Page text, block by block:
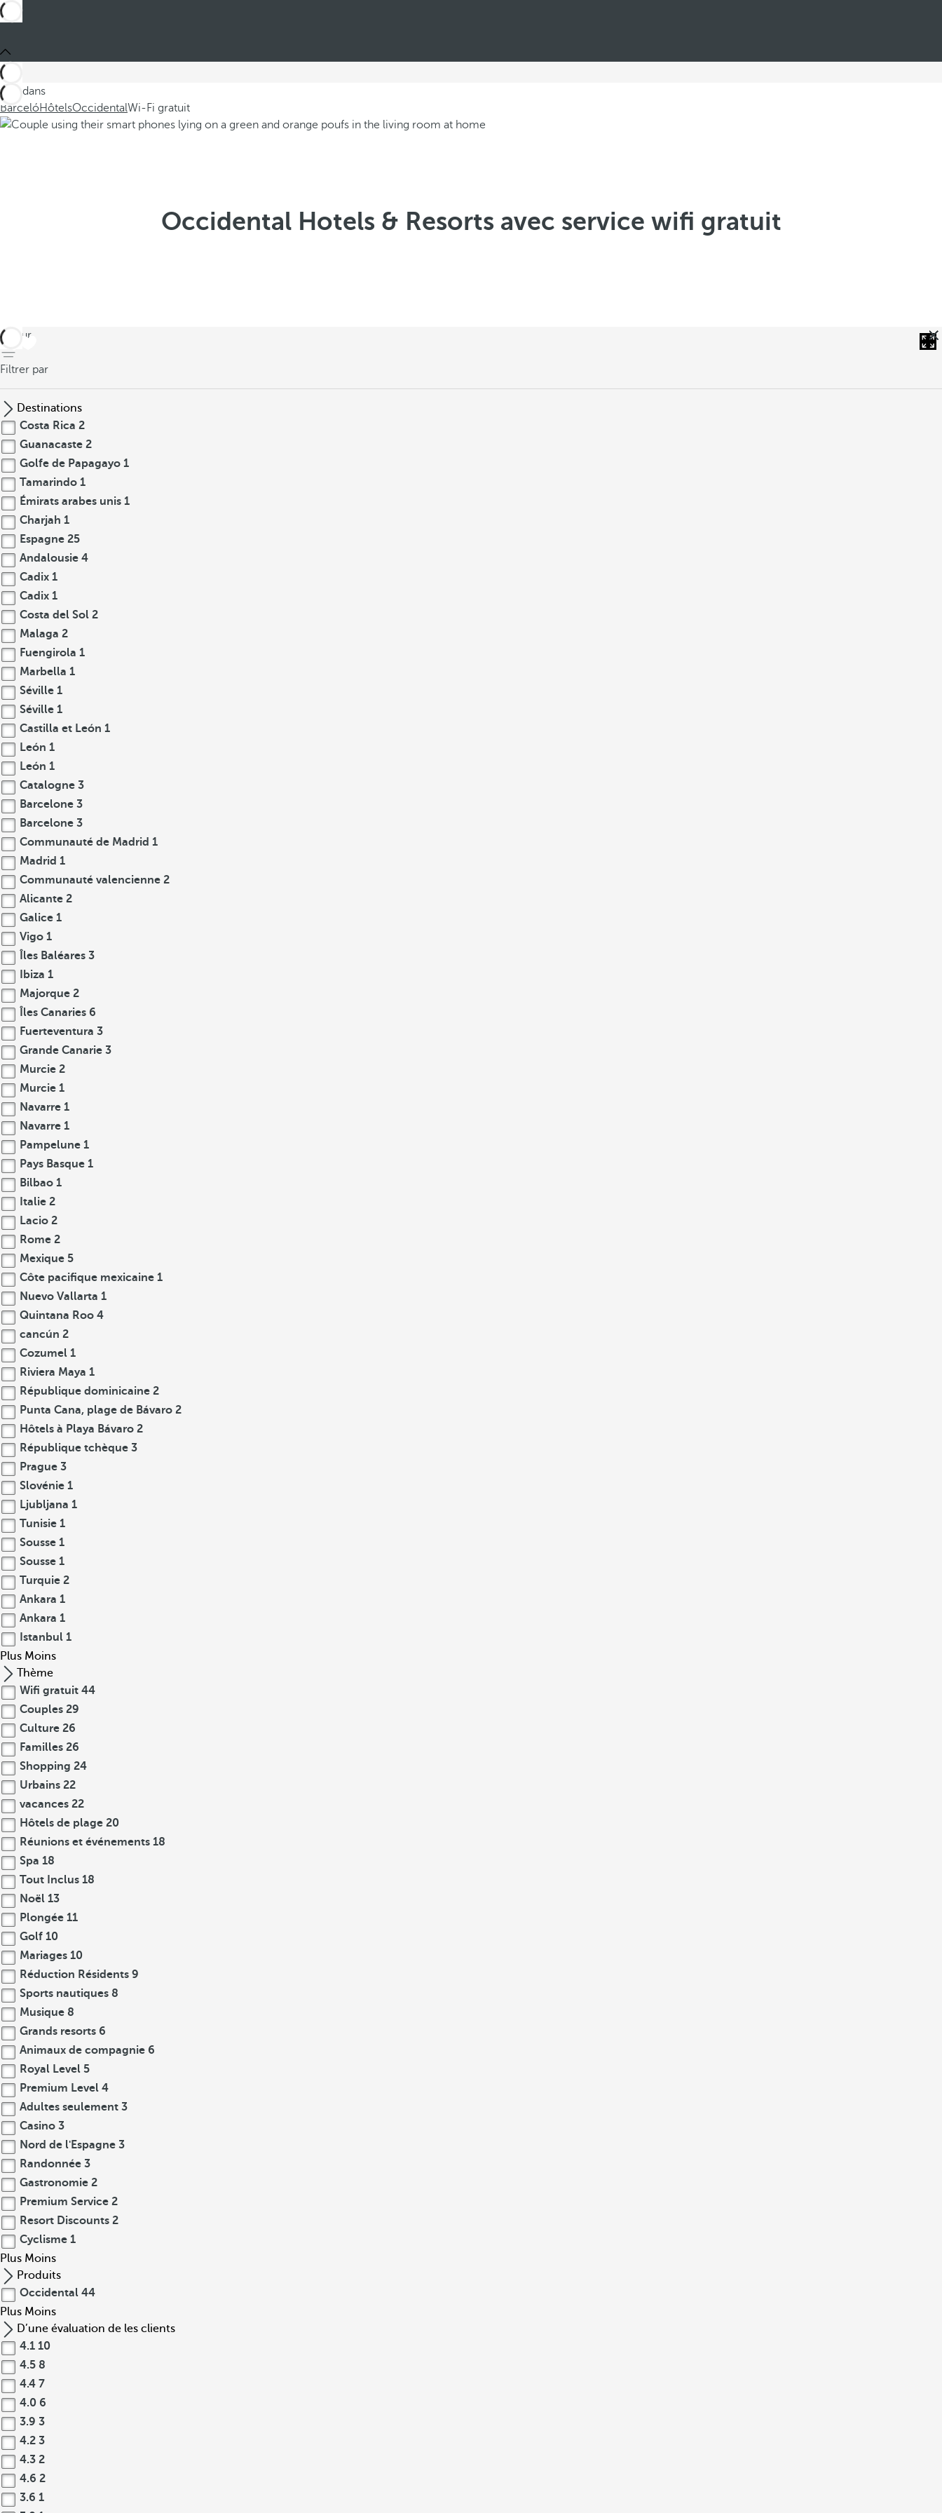
Ces dans
BarcelóHôtelsOccidentalWi-Fi gratuit
Occidental Hotels & Resorts avec service wifi gratuit
retour
Filtrer par
Destinations
Costa Rica 2
Guanacaste 2
Golfe de Papagayo 1
Tamarindo 1
Émirats arabes unis 1
Charjah 1
Espagne 25
Andalousie 4
Cadix 1
Cadix 1
Costa del Sol 2
Malaga 2
Fuengirola 1
Marbella 1
Séville 1
Séville 1
Castilla et León 1
León 1
León 1
Catalogne 3
Barcelone 3
Barcelone 3
Communauté de Madrid 1
Madrid 1
Communauté valencienne 2
Alicante 2
Galice 1
Vigo 1
Îles Baléares 3
Ibiza 1
Majorque 2
Îles Canaries 6
Fuerteventura 3
Grande Canarie 3
Murcie 2
Murcie 1
Navarre 1
Navarre 1
Pampelune 1
Pays Basque 1
Bilbao 1
Italie 2
Lacio 2
Rome 2
Mexique 5
Côte pacifique mexicaine 1
Nuevo Vallarta 1
Quintana Roo 4
cancún 2
Cozumel 1
Riviera Maya 1
République dominicaine 2
Punta Cana, plage de Bávaro 2
Hôtels à Playa Bávaro 2
République tchèque 3
Prague 3
Slovénie 1
Ljubljana 1
Tunisie 1
Sousse 1
Sousse 1
Turquie 2
Ankara 1
Ankara 1
Istanbul 1
Plus Moins
Thème
Wifi gratuit 44
Couples 29
Culture 26
Familles 26
Shopping 24
Urbains 22
vacances 22
Hôtels de plage 20
Réunions et événements 18
Spa 18
Tout Inclus 18
Noël 13
Plongée 11
Golf 10
Mariages 10
Réduction Résidents 9
Sports nautiques 8
Musique 8
Grands resorts 6
Animaux de compagnie 6
Royal Level 5
Premium Level 4
Adultes seulement 3
Casino 3
Nord de l'Espagne 3
Randonnée 3
Gastronomie 2
Premium Service 2
Resort Discounts 2
Cyclisme 1
Plus Moins
Produits
Occidental 44
Plus Moins
D’une évaluation de les clients
4.1 10
4.5 8
4.4 7
4.0 6
3.9 3
4.2 3
4.3 2
4.6 2
3.6 1